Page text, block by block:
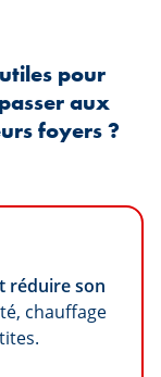
pour
aux
foyers ?
réduire son
chauffage